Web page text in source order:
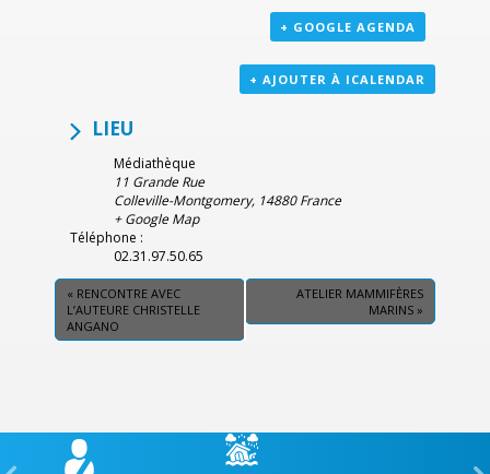
+ GOOGLE AGENDA
+ AJOUTER À ICALENDAR
LIEU
Médiathèque
11 Grande Rue
Colleville-Montgomery, 14880 France
+ Google Map
Téléphone :
02.31.97.50.65
« RENCONTRE AVEC
L’AUTEURE CHRISTELLE
ANGANO
ATELIER MAMMIFÈRES
MARINS »